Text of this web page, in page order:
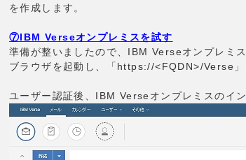
を作成します。
⑦IBM Verseオンプレミスを試す
準備が整いましたので、IBM Verseオンプレミス
ブラウザを起動し、「https://<FQDN>/Verse」
ユーザー認証後、IBM Verseオンプレミスのイ